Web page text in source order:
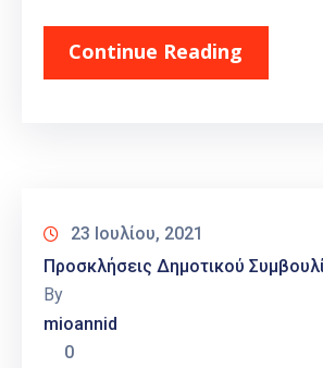
Continue Reading
23 Ιουλίου, 2021
Προσκλήσεις Δημοτικού
By
mioannid
0